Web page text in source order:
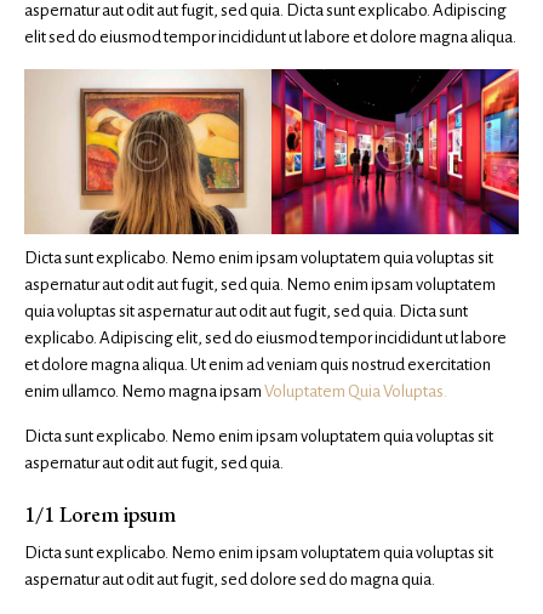
aspernatur aut odit aut fugit, sed quia. Dicta sunt explicabo. Adipiscing
elit sed do eiusmod tempor incididunt ut labore et dolore magna aliqua.
Dicta sunt explicabo. Nemo enim ipsam voluptatem quia voluptas sit
aspernatur aut odit aut fugit, sed quia. Nemo enim ipsam voluptatem
quia voluptas sit aspernatur aut odit aut fugit, sed quia. Dicta sunt
explicabo. Adipiscing elit, sed do eiusmod tempor incididunt ut labore
et dolore magna aliqua. Ut enim ad veniam quis nostrud exercitation
enim ullamco. Nemo magna ipsam Voluptatem Quia Voluptas.
Dicta sunt explicabo. Nemo enim ipsam voluptatem quia voluptas sit
aspernatur aut odit aut fugit, sed quia.
1/1 Lorem ipsum
Dicta sunt explicabo. Nemo enim ipsam voluptatem quia voluptas sit
aspernatur aut odit aut fugit, sed dolore sed do magna quia.